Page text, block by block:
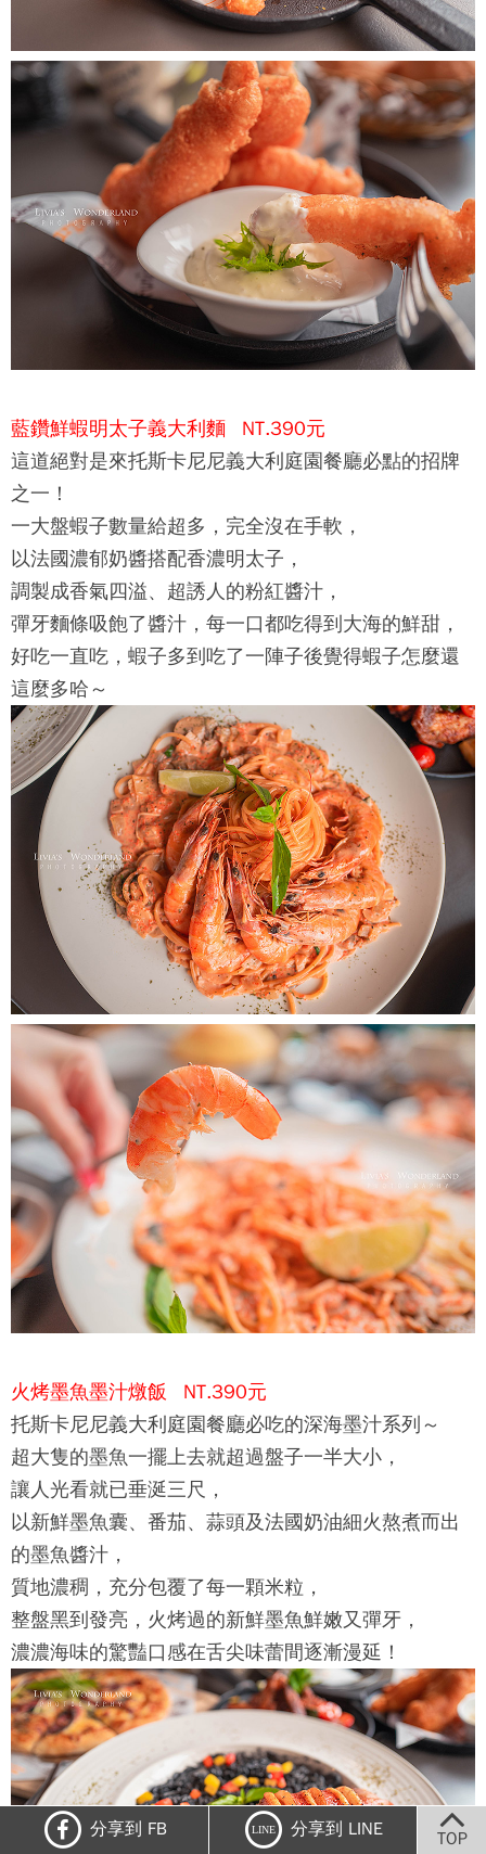
藍鑽鮮蝦明太子義大利麵 NT.390元
這道絕對是來托斯卡尼尼義大利庭園餐廳必點的招牌
之一！
一大盤蝦子數量給超多，完全沒在手軟，
以法國濃郁奶醬搭配香濃明太子，
調製成香氣四溢、超誘人的粉紅醬汁，
彈牙麵條吸飽了醬汁，每一口都吃得到大海的鮮甜，
好吃一直吃，蝦子多到吃了一陣子後覺得蝦子怎麼還
這麼多哈～
火烤墨魚墨汁燉飯 NT.390元
托斯卡尼尼義大利庭園餐廳必吃的深海墨汁系列～
超大隻的墨魚一擺上去就超過盤子一半大小，
讓人光看就已垂涎三尺，
以新鮮墨魚囊、番茄、蒜頭及法國奶油細火熬煮而出
的墨魚醬汁，
質地濃稠，充分包覆了每一顆米粒，
整盤黑到發亮，火烤過的新鮮墨魚鮮嫩又彈牙，
濃濃海味的驚豔口感在舌尖味蕾間逐漸漫延！
分享到 FB LINE 分享到 LINE TOP